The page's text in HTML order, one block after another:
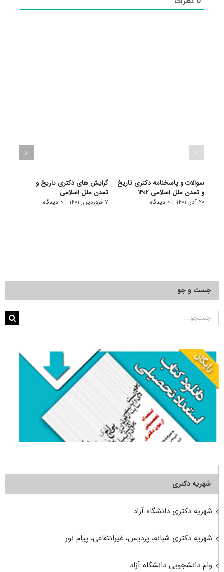
سوالات و پاسخنامه دکتری تاریخ
و تمدن ملل اسلامی ۱۴۰۲
۲۰ آذر, ۱۴۰۱ | ۰ دیدگاه
گرایش های دکتری ﺗﺎرﻳﺦ و
ﺗﻤﺪن ﻣﻠﻞ اﺳﻼمی
۷ فروردین, ۱۴۰۱ | ۰ دیدگاه
جست و جو
جستجو
شهریه دکتری
شهریه دکتری دانشگاه آزاد
شهریه دکتری شبانه، پردیس، غیرانتفاعی، پیام نور
وام دانشجویی دانشگاه آزاد